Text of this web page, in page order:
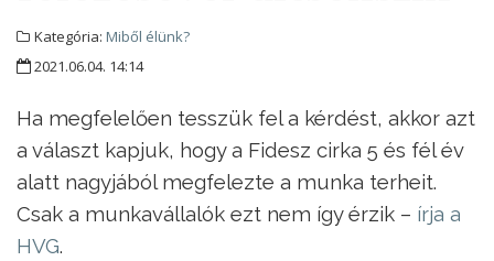
Kategória: Miből élünk?
2021.06.04. 14:14
Ha megfelelően tesszük fel a kérdést, akkor azt
a választ kapjuk, hogy a Fidesz cirka 5 és fél év
alatt nagyjából megfelezte a munka terheit.
Csak a munkavállalók ezt nem így érzik – írja a
HVG.